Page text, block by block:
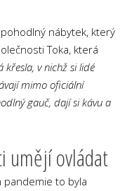
nábytek, který
Toka, která
v nichž si lidé
mimo oficiální
gauč, dají si kávu a
umějí ovládat
to byla